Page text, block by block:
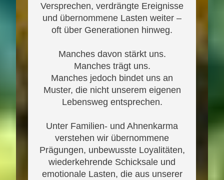
Versprechen, verdrängte Ereignisse
und übernommene Lasten weiter –
oft über Generationen hinweg.
Manches davon stärkt uns.
Manches trägt uns.
Manches jedoch bindet uns an
Muster, die nicht unserem eigenen
Lebensweg entsprechen.
Unter Familien- und Ahnenkarma
verstehen wir übernommene
Prägungen, unbewusste Loyalitäten,
wiederkehrende Schicksale und
emotionale Lasten, die aus unserer